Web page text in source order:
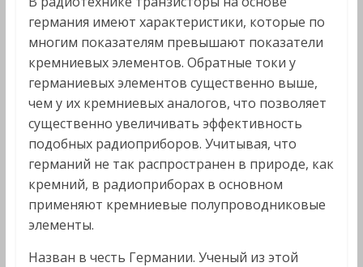
германия имеют характеристики, которые по
многим показателям превышают показатели
кремниевых элементов. Обратные токи у
германиевых элементов существенно выше,
чем у их кремниевых аналогов, что позволяет
существенно увеличивать эффективность
подобных радиоприборов. Учитывая, что
германий не так распространен в природе, как
кремний, в радиоприборах в основном
применяют кремниевые полупроводниковые
элементы.
Назван в честь Германии. Ученый из этой